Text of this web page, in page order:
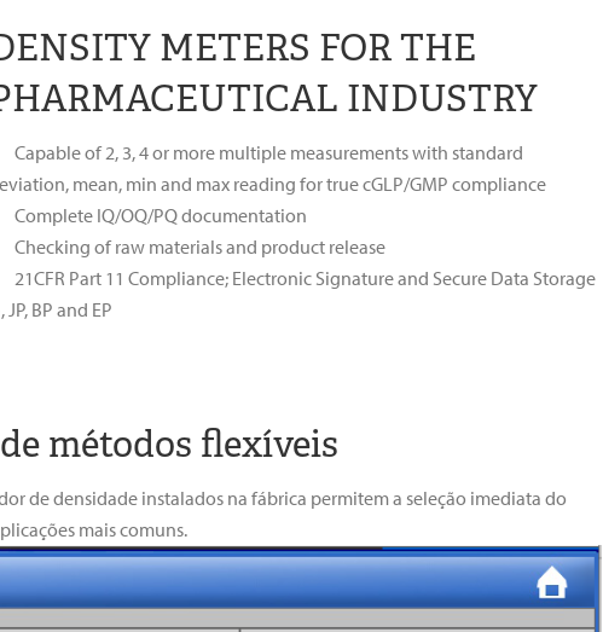
METERS FOR THE
INDUSTRY
Capable of 2, 3, 4 or more multiple measurements with standard
mean, min and max reading for true cGLP/GMP compliance
Complete IQ/OQ/PQ documentation
Checking of raw materials and product release
21CFR Part 11 Compliance; Electronic Signature and Secure Data Storage
BP and EP
métodos flexíveis
de densidade instalados na fábrica permitem a seleção imediata do
mais comuns.